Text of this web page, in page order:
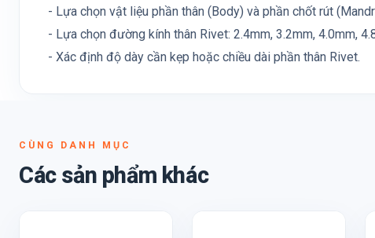
- Lựa chọn vật liệu phần thân (Body) và phần chốt rút
- Lựa chọn đường kính thân Rivet: 2.4mm, 3.2mm, 4.0mm,
- Xác định độ dày cần kẹp hoặc chiều dài phần thân Rivet.
CÙNG DANH MỤC
Các sản phẩm khác